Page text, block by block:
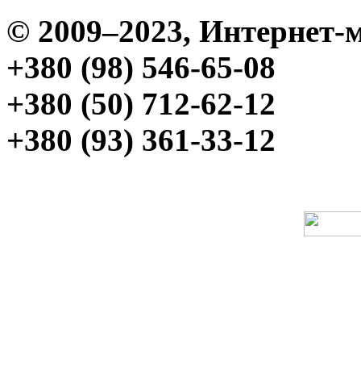
© 2009–2023,
+380 (98) 546-65-08
+380 (50) 712-62-12
+380 (93) 361-33-12